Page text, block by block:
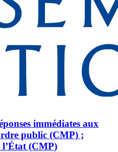
immédiates aux
public (CMP) ;
(CMP)